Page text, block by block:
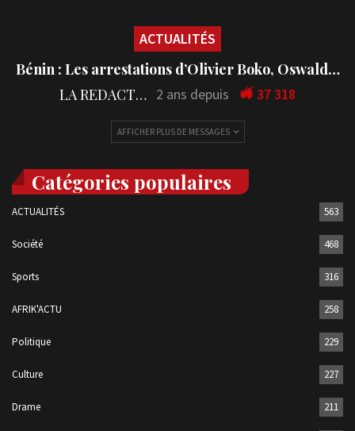
ACTUALITÉS
Bénin : Les arrestations d’Olivier Boko, Oswald…
LA REDACTION 2 ans depuis 37 318
AFFICHER PLUS DE MESSAGES
Catégories populaires
ACTUALITÉS 563
Société 468
Sports 316
AFRIK'ACTU 258
Politique 229
Culture 227
Drame 211